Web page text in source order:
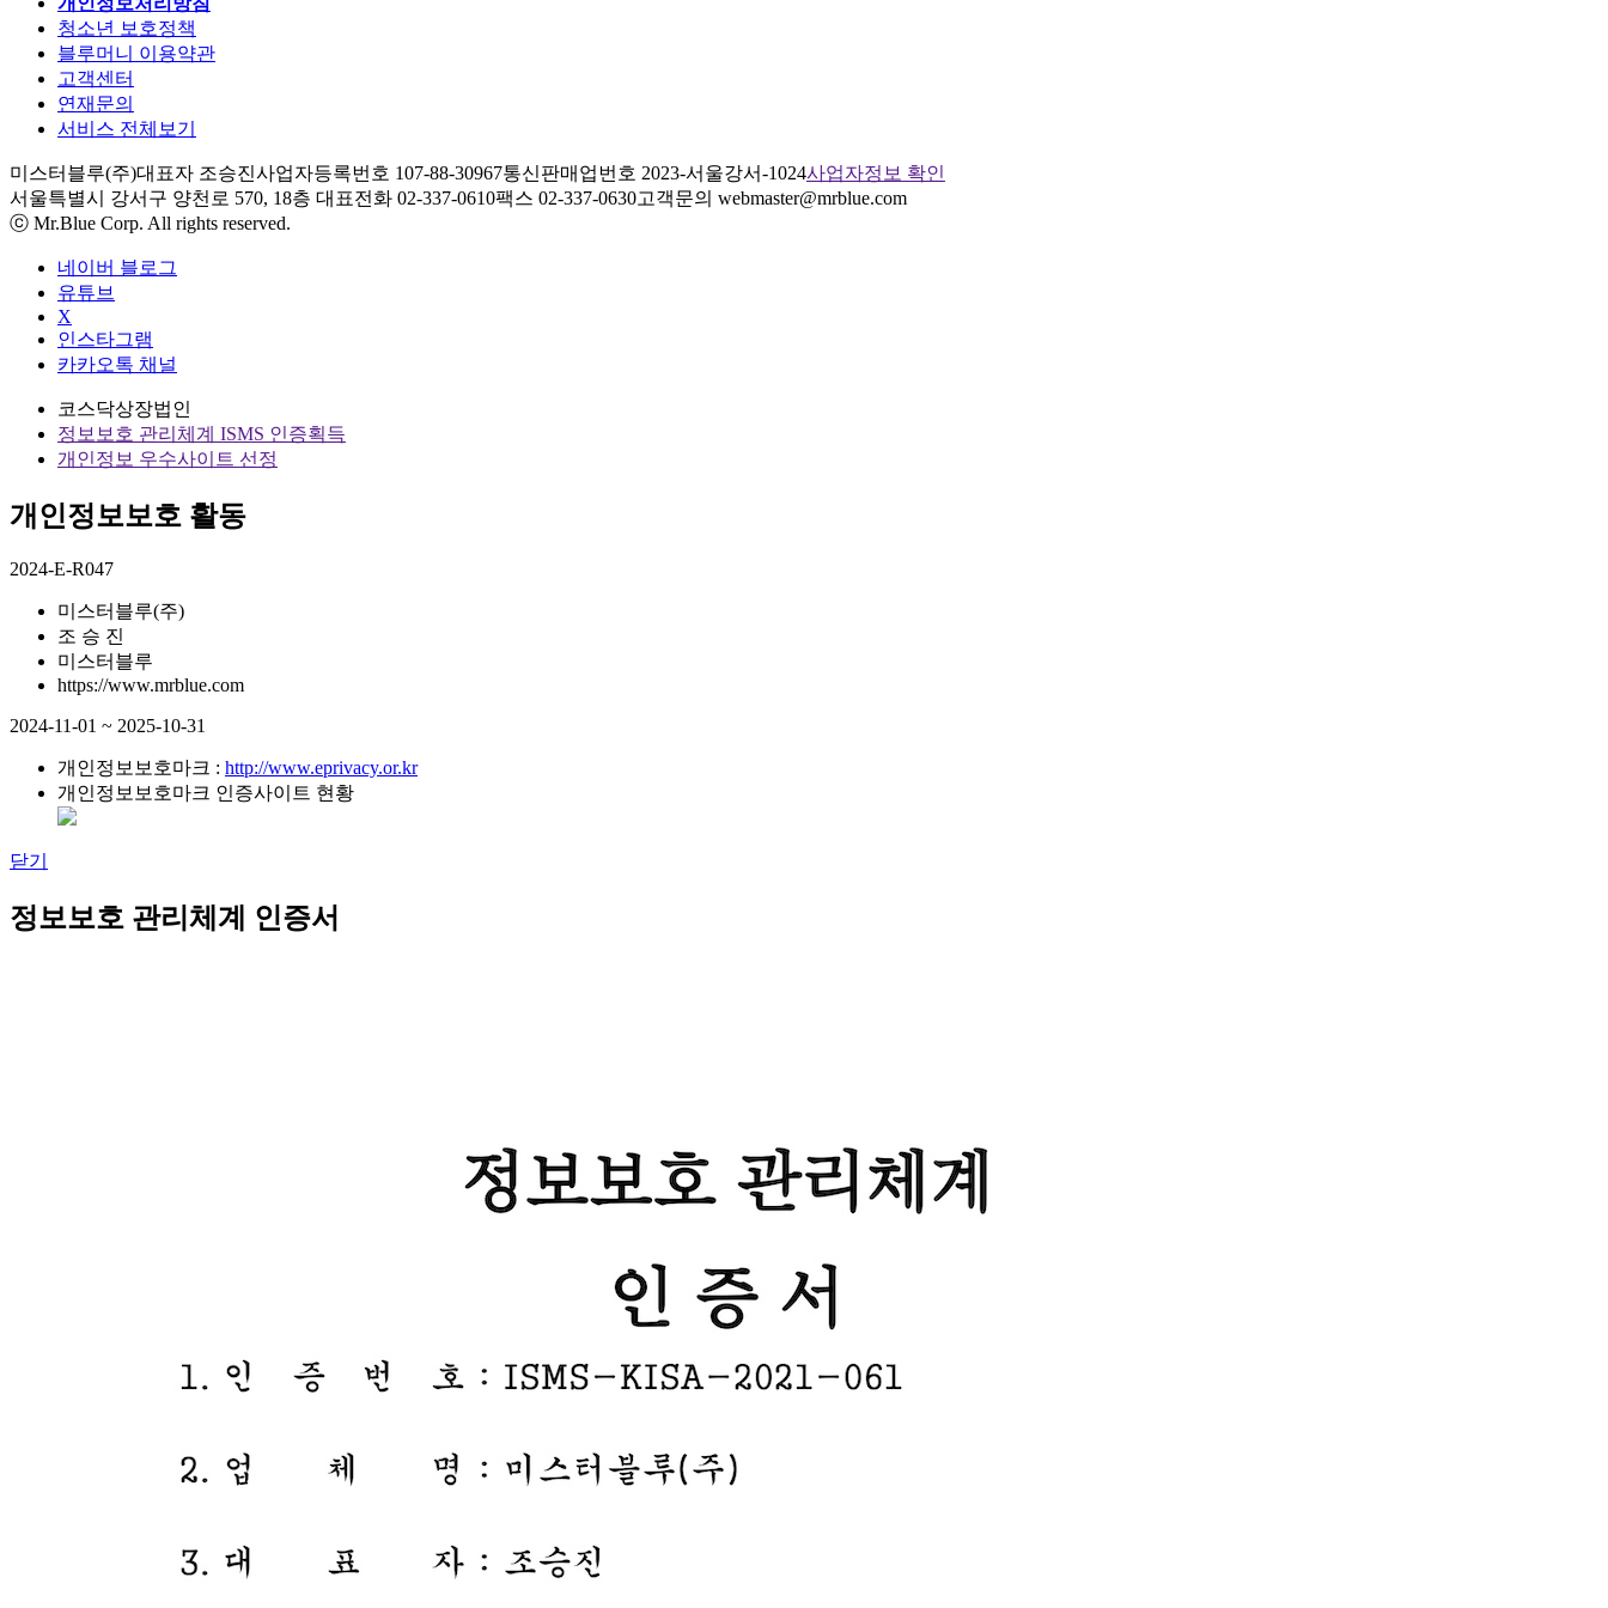
청소년 보호정책
블루머니 이용약관
고객센터
연재문의
서비스 전체보기
미스터블루(주)대표자 조승진사업자등록번호 107-88-30967통신판매업번호 2023-서울강서-1024사업자정보 확인
서울특별시 강서구 양천로 570, 18층 대표전화 02-337-0610팩스 02-337-0630고객문의 webmaster@mrblue.com
ⓒ Mr.Blue Corp. All rights reserved.
네이버 블로그
유튜브
X
인스타그램
카카오톡 채널
코스닥상장법인
정보보호 관리체계 ISMS 인증획득
개인정보 우수사이트 선정
개인정보보호 활동
2024-E-R047
미스터블루(주)
조 승 진
미스터블루
https://www.mrblue.com
2024-11-01 ~ 2025-10-31
개인정보보호마크 : http://www.eprivacy.or.kr
개인정보보호마크 인증사이트 현황
닫기
정보보호 관리체계 인증서